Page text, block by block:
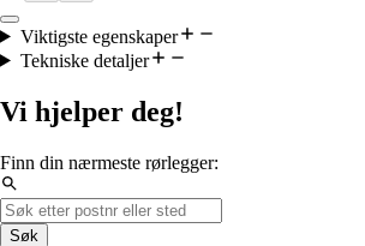
Viktigste egenskaper
Tekniske detaljer
Vi hjelper deg!
Finn din nærmeste rørlegger:
Søk